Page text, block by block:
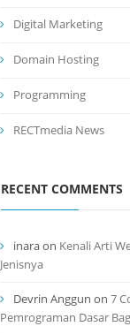
Digital Marketing
Domain Hosting
Programming
RECTmedia News
RECENT COMMENTS
inaraon Kenali Arti
Jenisnya
Devrin Anggun on 7
Pemrograman Dasar